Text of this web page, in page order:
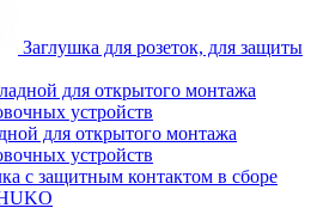
Заглушка для розеток, для защиты
для открытого монтажа
устройств